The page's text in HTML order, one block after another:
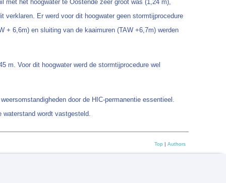
met het hoogwater te Oostende zeer groot was (1,24 m),
Er werd voor dit hoogwater geen stormtijprocedure
+ 6,6m) en sluiting van de kaaimuren (TAW +6,7m) werden
m. Voor dit hoogwater werd de stormtijprocedure wel
door de HIC-permanentie essentieel.
waterstand wordt vastgesteld.
Top | Authors